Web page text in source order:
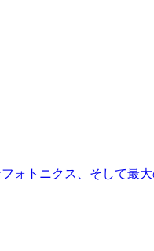
ォトニクス、そして最